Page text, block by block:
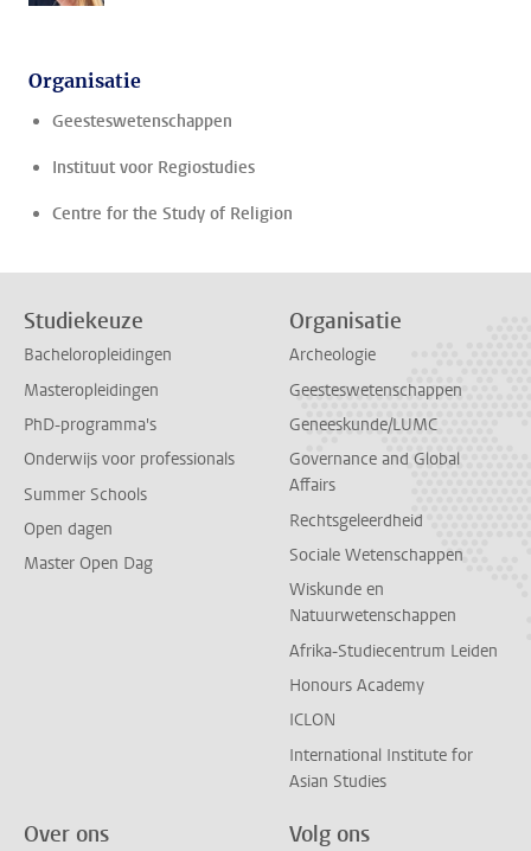
Organisatie
Geesteswetenschappen
Instituut voor Regiostudies
Centre for the Study of Religion
Studiekeuze
Bacheloropleidingen
Masteropleidingen
PhD-programma's
Onderwijs voor professionals
Summer Schools
Open dagen
Master Open Dag
Organisatie
Archeologie
Geesteswetenschappen
Geneeskunde/LUMC
Governance and Global
Affairs
Rechtsgeleerdheid
Sociale Wetenschappen
Wiskunde en
Natuurwetenschappen
Afrika-Studiecentrum Leiden
Honours Academy
ICLON
International Institute for
Asian Studies
Over ons Volg ons